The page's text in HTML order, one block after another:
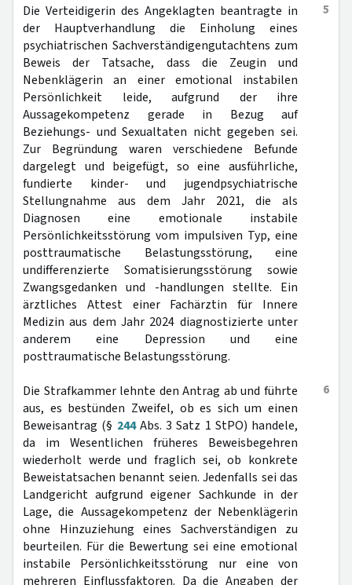
5
Die Verteidigerin des Angeklagten beantragte in
der Hauptverhandlung die Einholung eines
psychiatrischen Sachverständigengutachtens zum
Beweis der Tatsache, dass die Zeugin und
Nebenklägerin an einer emotional instabilen
Persönlichkeit leide, aufgrund der ihre
Aussagekompetenz gerade in Bezug auf
Beziehungs- und Sexualtaten nicht gegeben sei.
Zur Begründung waren verschiedene Befunde
dargelegt und beigefügt, so eine ausführliche,
fundierte kinder- und jugendpsychiatrische
Stellungnahme aus dem Jahr 2021, die als
Diagnosen eine emotionale instabile
Persönlichkeitsstörung vom impulsiven Typ, eine
posttraumatische Belastungsstörung, eine
undifferenzierte Somatisierungsstörung sowie
Zwangsgedanken und -handlungen stellte. Ein
ärztliches Attest einer Fachärztin für Innere
Medizin aus dem Jahr 2024 diagnostizierte unter
anderem eine Depression und eine
posttraumatische Belastungsstörung.
6
Die Strafkammer lehnte den Antrag ab und führte
aus, es bestünden Zweifel, ob es sich um einen
Beweisantrag (§ 244Abs. 3 Satz 1 StPO) handele,
da im Wesentlichen früheres Beweisbegehren
wiederholt werde und fraglich sei, ob konkrete
Beweistatsachen benannt seien. Jedenfalls sei das
Landgericht aufgrund eigener Sachkunde in der
Lage, die Aussagekompetenz der Nebenklägerin
ohne Hinzuziehung eines Sachverständigen zu
beurteilen. Für die Bewertung sei eine emotional
instabile Persönlichkeitsstörung nur eine von
mehreren Einflussfaktoren. Da die Angaben der